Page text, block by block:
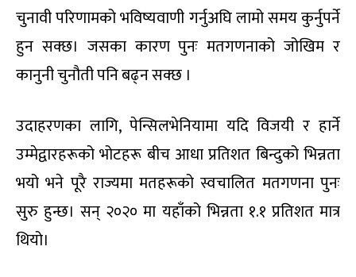
चुनावी परिणामको भविष्यवाणी गर्नुअघि लामो समय कुर्नुपर्ने
हुन सक्छ। जसका कारण पुनः मतगणनाको जोखिम र
कानुनी चुनौती पनि बढ्न सक्छ ।
उदाहरणका लागि, पेन्सिलभेनियामा यदि विजयी र हार्ने
उम्मेद्वारहरूको भोटहरू बीच आधा प्रतिशत बिन्दुको भिन्नता
भयो भने पूरै राज्यमा मतहरूको स्वचालित मतगणना पुनः
सुरु हुन्छ। सन् २०२० मा यहाँको भिन्नता १.१ प्रतिशत मात्र
थियो।